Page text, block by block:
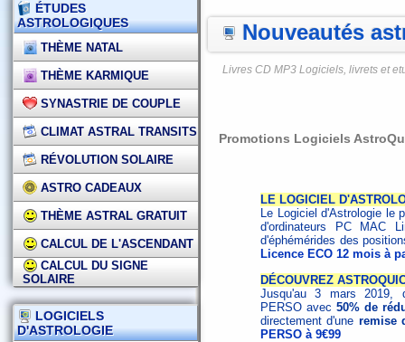
ÉTUDES
ASTROLOGIQUES
THÈME NATAL
THÈME KARMIQUE
SYNASTRIE DE COUPLE
CLIMAT ASTRAL TRANSITS
RÉVOLUTION SOLAIRE
ASTRO CADEAUX
THÈME ASTRAL GRATUIT
CALCUL DE L'ASCENDANT
CALCUL DU SIGNE
SOLAIRE
LOGICIELS
D'ASTROLOGIE
Nouveautés
Livres CD MP3 Logiciels, livrets et
Promotions Logiciels
LE LOGICIEL
Le Logiciel d'Astrologie le
d'ordinateurs PC MAC
d'éphémérides des
Licence ECO 12 mois à
DÉCOUVREZ
Jusqu'au 3 mars 2019,
PERSO avec 50% de
directement d'une remise
PERSO à 9€99